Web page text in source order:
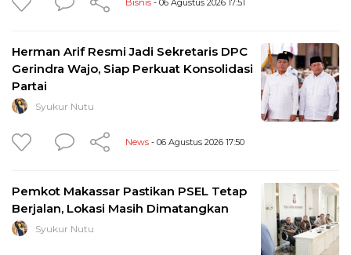
Bisnis - 06 Agustus 2026 17:51
Herman Arif Resmi Jadi Sekretaris DPC
Gerindra Wajo, Siap Perkuat Konsolidasi
Partai
Syukur Nutu
News - 06 Agustus 2026 17:50
Pemkot Makassar Pastikan PSEL Tetap
Berjalan, Lokasi Masih Dimatangkan
Syukur Nutu